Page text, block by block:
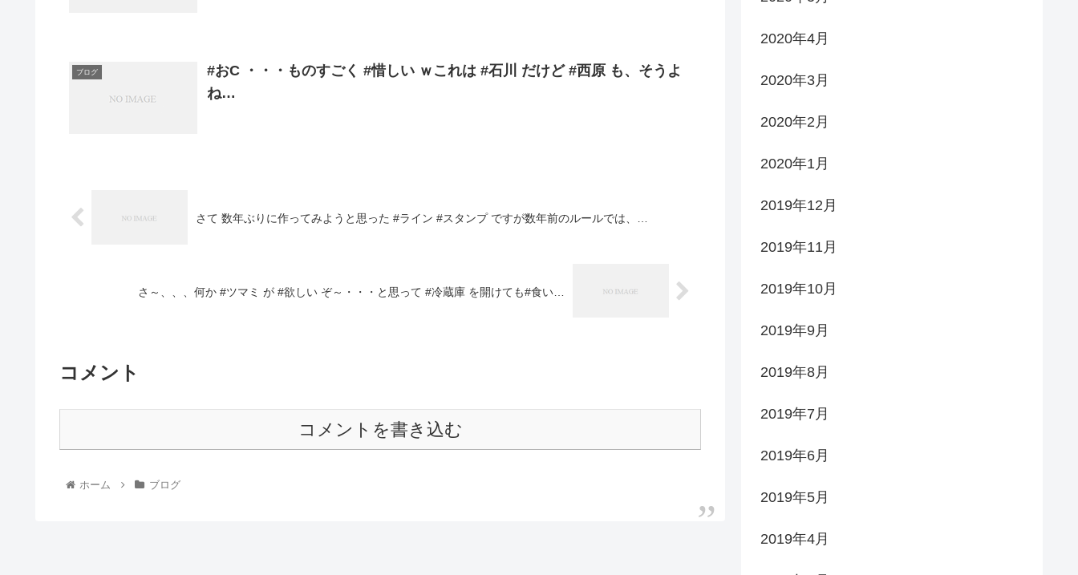
ブログ
#おC ・・・ものすごく #惜しい ｗこれは #石川 だけど #西原 も、そうよ
ね…
さて 数年ぶりに作ってみようと思った #ライン #スタンプ ですが数年前のルールでは、…
さ～、、、何か #ツマミ が #欲しい ぞ～・・・と思って #冷蔵庫 を開けても#食い…
コメント
コメントを書き込む
ホーム ブログ
2020年4月
2020年3月
2020年2月
2020年1月
2019年12月
2019年11月
2019年10月
2019年9月
2019年8月
2019年7月
2019年6月
2019年5月
2019年4月